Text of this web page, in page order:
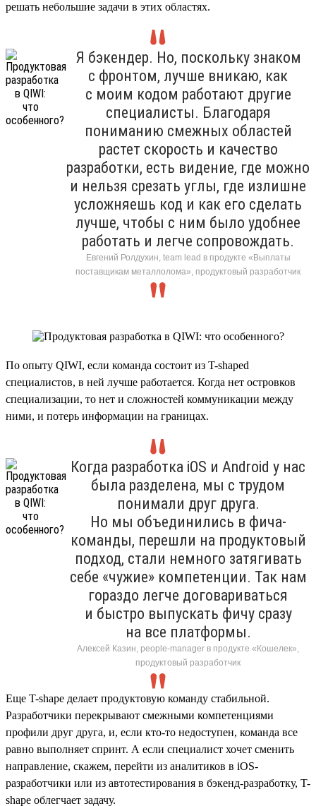
решать небольшие задачи в этих областях.
Я бэкендер. Но, поскольку знаком
с фронтом, лучше вникаю, как
с моим кодом работают другие
специалисты. Благодаря
пониманию смежных областей
растет скорость и качество
разработки, есть видение, где можно
и нельзя срезать углы, где излишне
усложняешь код и как его сделать
лучше, чтобы с ним было удобнее
работать и легче сопровождать.
Евгений Ролдухин, team lead в продукте «Выплаты
поставщикам металлолома», продуктовый разработчик
По опыту QIWI, если команда состоит из T-shaped
специалистов, в ней лучше работается. Когда нет островков
специализации, то нет и сложностей коммуникации между
ними, и потерь информации на границах.
Когда разработка iOS и Android у нас
была разделена, мы с трудом
понимали друг друга.
Но мы объединились в фича-
команды, перешли на продуктовый
подход, стали немного затягивать
себе «чужие» компетенции. Так нам
гораздо легче договариваться
и быстро выпускать фичу сразу
на все платформы.
Алексей Казин, people-manager в продукте «Кошелек»,
продуктовый разработчик
Еще T-shape делает продуктовую команду стабильной.
Разработчики перекрывают смежными компетенциями
профили друг друга, и, если кто-то недоступен, команда все
равно выполняет спринт. А если специалист хочет сменить
направление, скажем, перейти из аналитиков в iOS-
разработчики или из автотестирования в бэкенд-разработку, T-
shape облегчает задачу.